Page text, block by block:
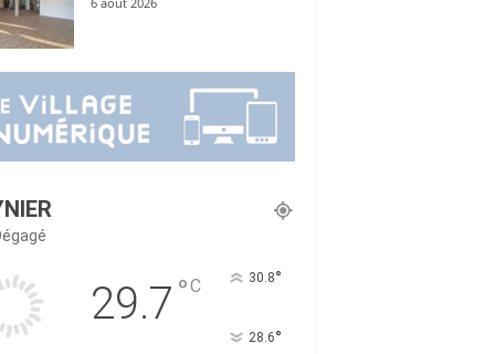
29.7 °C 30.8°
28.6°